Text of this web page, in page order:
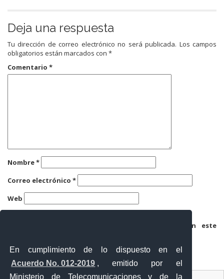
En cumplimiento de lo dispuesto en el
Acuerdo No. 012-2019 , emitido por el
Ministerio de Telecomunicaciones y de la
Deja una respuesta
Tu dirección de correo electrónico no será publicada. Los campos
obligatorios están marcados con *
Comentario *
Nombre*
Correo electrónico *
Web
Guarda mi nombre, correo electrónico y web en este